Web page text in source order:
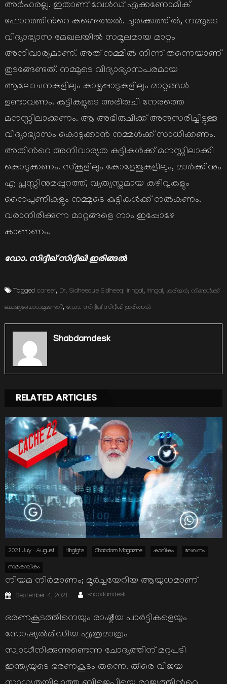
അര്‍ഹരല്ല. ഇതാണ് വേള്‍ഡ് എക്കണോമിക്
ഫോറത്തിന്‍റെ കണ്ടെത്തല്‍. ചുരുക്കത്തില്‍, നമ്മുടെ
വിദ്യാഭ്യാസ മേഖലയില്‍ സമൂലമായ മാറ്റം
അനിവാര്യമാണ്. അത് നമ്മില്‍ നിന്ന് തന്നെയാണ്
തുടങ്ങേണ്ടത്. നമ്മുടെ വിദ്യാഭ്യാസപരമായ
ആലോചനകളിലും കാഴ്ചപ്പാടുകളിലും മാറ്റങ്ങള്‍
ഉണ്ടാവണം. കുട്ടികളുടെ അഭിരുചി നേരത്തെ
മനസ്സിലാക്കണം. ആ അഭിരുചിക്ക് അനുസരിച്ചിട്ടുള്ള
വിദ്യാഭ്യാസം കൊടുക്കാന്‍ നമ്മള്‍ക്ക് സാധിക്കണം.
അതിന്‍റെ അനിവാര്യത കുട്ടികള്‍ക്ക് മനസ്സിലാക്കി
കൊടുക്കണം. സ്കൂളിലും കോളേജുകളിലും, മാര്‍ക്കിനും
എ പ്ലസ്സിനുമപ്പുറത്ത്, വ്യത്യസ്തമായ കഴിവുകളും
നൈപുണികളും നമ്മുടെ കുട്ടികള്‍ക്ക് നല്‍കണം.
വരാനിരിക്കുന്ന മാറ്റങ്ങളെ നാം ഇപ്പോഴേ
കാണണം.
ഡോ. സിദ്ദീഖ് സിദ്ദീഖി ഇരിങ്ങൽ
Tagged career, Dr. Sidheeque Sidheeqi iringal, Iringal, കരിയര്‍; നിങ്ങള്‍ക്ക്
ലക്ഷ്യബോധമുണ്ടോ?, ഡോ. സിദ്ദീഖ് സിദ്ദീഖി ഇരിങ്ങൽ
Shabdamdesk
RELATED ARTICLES
2021 July - August Hihgligts Shabdam Magazine കാലികം ലേഖനം
സമകാലികം
നിയമ നിര്‍മാണം; മൂര്‍ച്ചയേറിയ ആയുധമാണ്
Posted
on
September 4, 2021 Author
shabdamdesk
ഭരണകൂടത്തിനെയും രാഷ്ട്രീയ പാര്‍ട്ടികളെയും
സോഷ്യല്‍മീഡിയ എത്രമാത്രം
സ്വാധീനിക്കുന്നുണ്ടെന്ന ചോദ്യത്തിന് മറുപടി
ഇന്ത്യയുടെ ഭരണകൂടം തന്നെ. തീരെ വിജയ